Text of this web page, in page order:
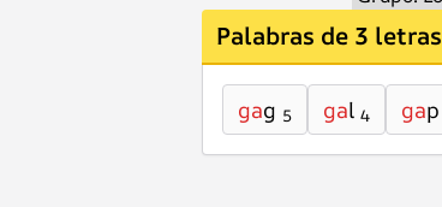
Palabras de 3 letras
gag 5 gal 4 gap